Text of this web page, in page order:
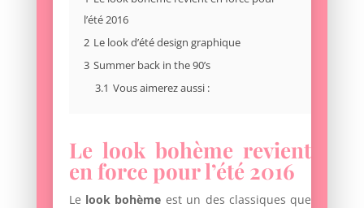
l’été 2016
2 Le look d’été design graphique
3 Summer back in the 90’s
3.1 Vous aimerez aussi :
Le look bohème revient
en force pour l’été 2016
Le look bohème est un des classiques que